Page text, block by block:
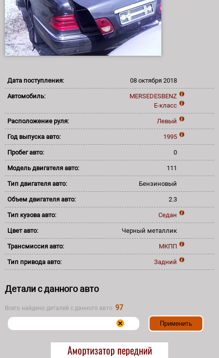
Дата поступления: 08 октября 2018
Автомобиль:
MERSEDESBENZ
E-класс
Расположение руля: Левый
Год выпуска авто: 1995
Пробег авто: 0
Модель двигателя авто: 111
Тип двигателя авто: Бензиновый
Объем двигателя авто: 2.3
Тип кузова авто: Седан
Цвет авто: Черный металлик
Трансмиссия авто: МКПП
Тип привода авто: Задний
Детали с данного авто
Всего найдено деталей с данного авто: 97
Амортизатор передний